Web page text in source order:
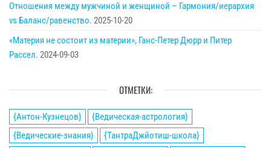
Отношения между мужчиной и женщиной – Гармония/иерархия
vs Баланс/равенство. 2025-10-20
«Материя не состоит из материи», Ганс-Петер Дюрр и Питер
Рассел. 2024-09-03
ОТМЕТКИ:
{Антон-Кузнецов}
{Ведическая-астрология}
{Ведические-знания}
{ТантраДжйотиш-школа}